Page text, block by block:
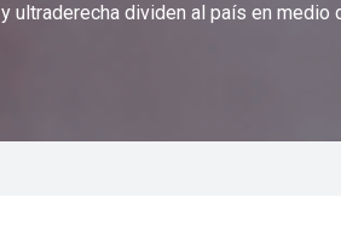
ultraderecha dividen al país en medio